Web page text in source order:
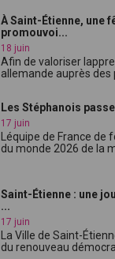
À Saint-Étienne, une
promouvoi...
18 juin
Afin de valoriser
allemande auprès des
Les Stéphanois
17 juin
Léquipe de France
du monde 2026 de la
Saint-Étienne : une
...
17 juin
La Ville de Saint-
du renouveau